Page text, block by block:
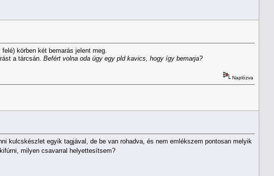
körben két bemarás jelent meg.
a tárcsán. Befért volna oda úgy egy pld kavics, hogy így bemarja?
Naplózva
kulcskészlet egyik tagjával, de be van rohadva, és nem emlékszem pontosan melyik
milyen csavarral helyettesítsem?